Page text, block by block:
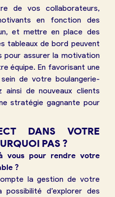
de vos collaborateurs,
en fonction des
et mettre en place des
tableaux de bord peuvent
pour assurer la motivation
équipe. En favorisant une
de votre boulangerie-
ainsi de nouveaux clients
stratégie gagnante pour
DANS VOTRE
PAS ?
vous pour rendre votre
?
la gestion de votre
d’explorer des